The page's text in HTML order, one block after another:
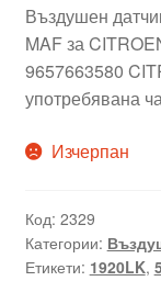
Въздушен
MAF за
9657663580
употребявана
Изчерпан
Код: 2329
Категории:
Етикети: 1920LK,